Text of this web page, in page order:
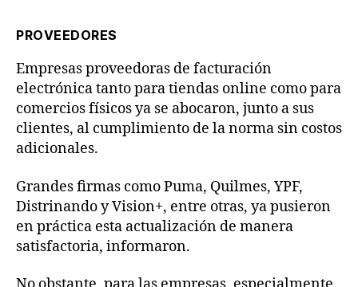
PROVEEDORES
Empresas proveedoras de facturación
electrónica tanto para tiendas online como para
comercios físicos ya se abocaron, junto a sus
clientes, al cumplimiento de la norma sin costos
adicionales.
Grandes firmas como Puma, Quilmes, YPF,
Distrinando y Vision+, entre otras, ya pusieron
en práctica esta actualización de manera
satisfactoria, informaron.